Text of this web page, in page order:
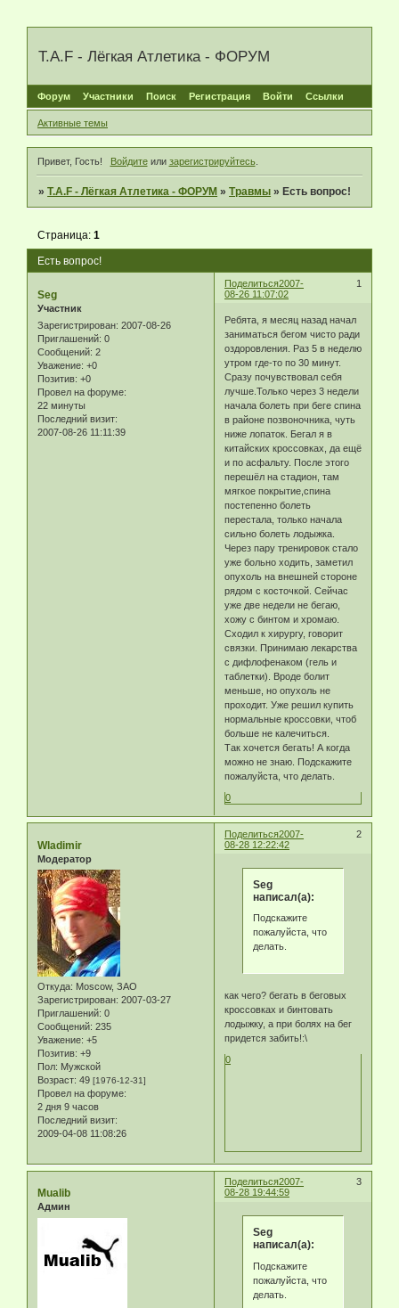
T.A.F - Лёгкая Атлетика - ФОРУМ
Форум Участники Поиск Регистрация Войти Ссылки
Активные темы
Привет, Гость! Войдитеили зарегистрируйтесь.
»T.A.F - Лёгкая Атлетика - ФОРУМ »Травмы » Есть вопрос!
Есть вопрос!
Страница:1
Поделиться 1
2007-
08-26 11:07:02
Seg
Участник
Зарегистрирован: 2007-08-26
Приглашений: 0
Сообщений: 2
Уважение: +0
Позитив: +0
Провел на форуме:
22 минуты
Последний визит:
2007-08-26 11:11:39
Ребята, я месяц назад начал
заниматься бегом чисто ради
оздоровления. Раз 5 в неделю
утром где-то по 30 минут.
Сразу почувствовал себя
лучше.Только через 3 недели
начала болеть при беге спина
в районе позвоночника, чуть
ниже лопаток. Бегал я в
китайских кроссовках, да ещё
и по асфальту. После этого
перешёл на стадион, там
мягкое покрытие,спина
постепенно болеть
перестала, только начала
сильно болеть лодыжка.
Через пару тренировок стало
уже больно ходить, заметил
опухоль на внешней стороне
рядом с косточкой. Сейчас
уже две недели не бегаю,
хожу с бинтом и хромаю.
Сходил к хирургу, говорит
связки. Принимаю лекарства
с дифлофенаком (гель и
таблетки). Вроде болит
меньше, но опухоль не
проходит. Уже решил купить
нормальные кроссовки, чтоб
больше не калечиться.
Так хочется бегать! А когда
можно не знаю. Подскажите
пожалуйста, что делать.
0
Поделиться 2
2007-
08-28 12:22:42
Wladimir
Модератор
Откуда: Moscow, ЗАО
Зарегистрирован: 2007-03-27
Приглашений: 0
Сообщений: 235
Уважение: +5
Позитив: +9
Пол: Мужской
Возраст: 49 [1976-12-31]
Провел на форуме:
2 дня 9 часов
Последний визит:
2009-04-08 11:08:26
Seg
написал(а):
Подскажите
пожалуйста, что
делать.
как чего? бегать в беговых
кроссовках и бинтовать
лодыжку, а при болях на бег
придется забить!:\
0
Поделиться 3
2007-
08-28 19:44:59
Mualib
Админ
Seg
написал(а):
Подскажите
пожалуйста, что
делать.